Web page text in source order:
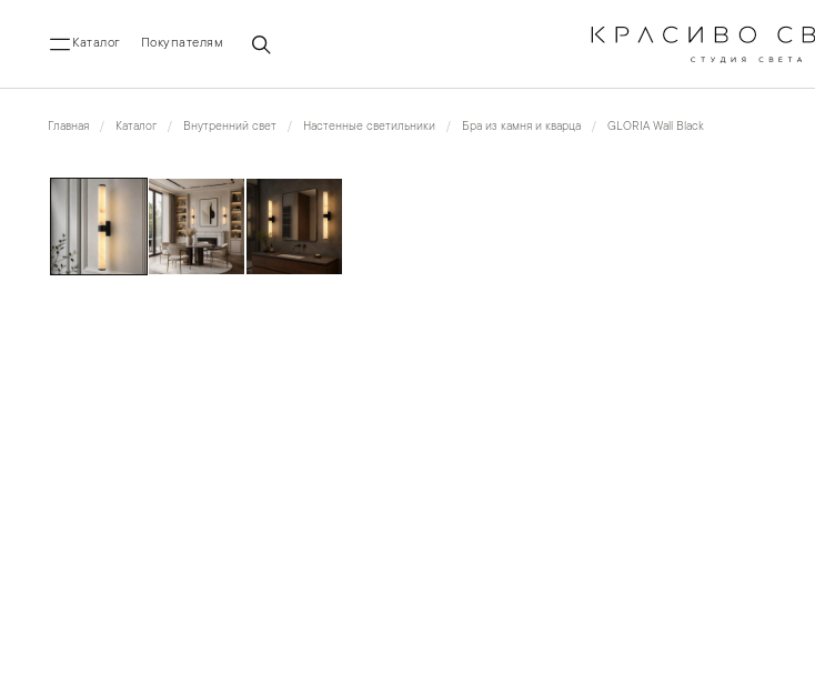
Каталог Покупателям
Главная Каталог Внутренний свет Настенные светильники Бра из камня и кварца GLORIA Wall Black
← 1/3